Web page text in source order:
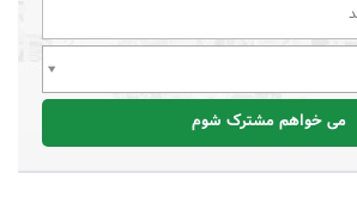
می خواهم مشترک شوم